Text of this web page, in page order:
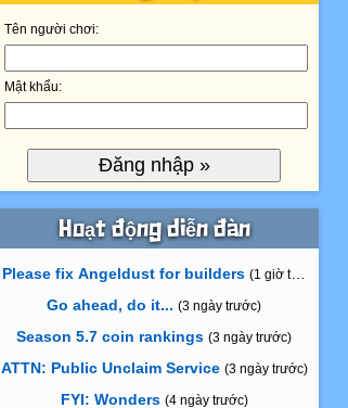
Tên người chơi:
Mật khẩu:
Hoạt động diễn đàn
Please fix Angeldust for builders (1 giờ trước)
Go ahead, do it... (3 ngày trước)
Season 5.7 coin rankings (3 ngày trước)
ATTN: Public Unclaim Service (3 ngày trước)
FYI: Wonders (4 ngày trước)